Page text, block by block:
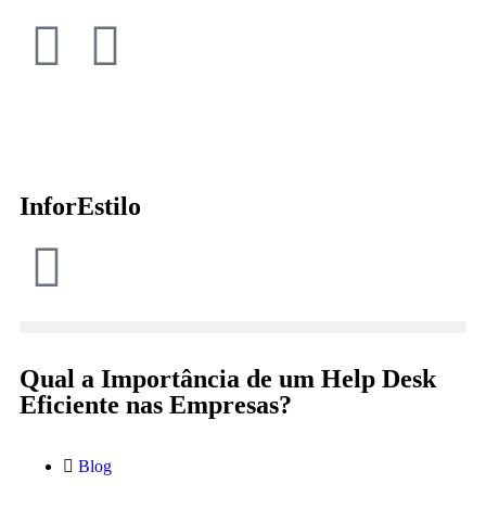
InforEstilo
Qual a Importância de um Help Desk
Eficiente nas Empresas?
Blog